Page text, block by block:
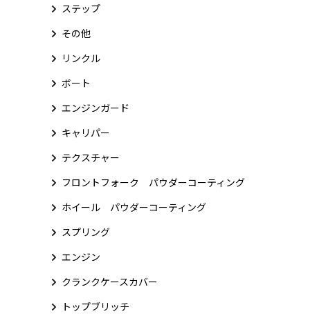
ステップ
その他
リンクル
ボート
エンジンガード
キャリパー
テクスチャー
フロントフォーク パウダーコーティング
ホイール パウダーコーティング
スプリング
エンジン
クランクケースカバー
トップブリッチ